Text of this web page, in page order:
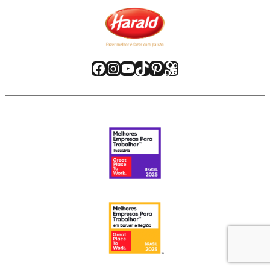
Facebook
Instagram
Youtube
TikTok
Pinterest
Kwai